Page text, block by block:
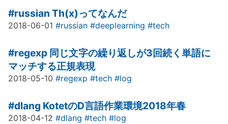
#russian Th(x)ってなんだ
2018-06-01 #russian #deeplearning #tech
#regexp 同じ文字の繰り返しが3回続く単語に
マッチする正規表現
2018-05-10 #regexp #tech #log
#dlang KotetのD言語作業環境2018年春
2018-04-12 #dlang #tech #log